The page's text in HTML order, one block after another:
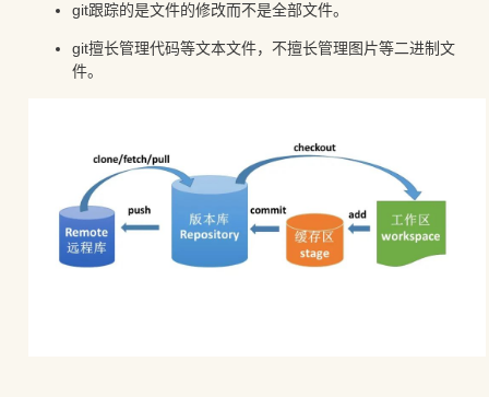
git跟踪的是文件的修改而不是全部文件。
git擅长管理代码等文本文件，不擅长管理图片等二进制文
件。